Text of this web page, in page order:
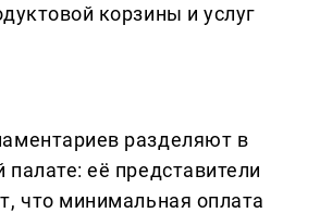
корзины и услуг
разделяют в
её представители
что минимальная оплата